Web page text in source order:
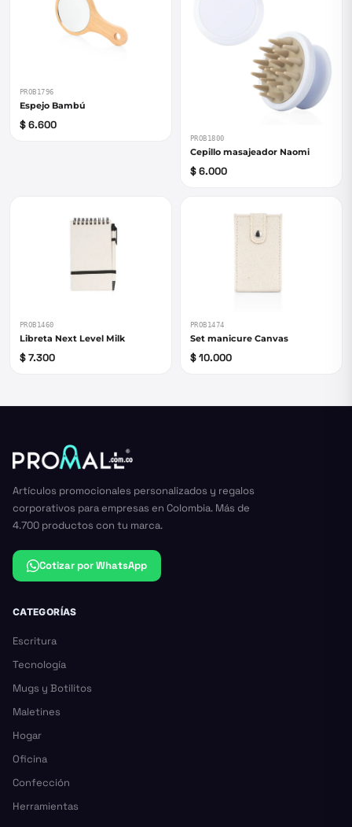
PROB1796
Espejo Bambú
$ 6.600
PROB1800
Cepillo masajeador Naomi
$ 6.000
PROB1460
Libreta Next Level Milk
$ 7.300
PROB1474
Set manicure Canvas
$ 10.000
Artículos promocionales personalizados y regalos
corporativos para empresas en Colombia. Más de
4.700 productos con tu marca.
Cotizar por WhatsApp
CATEGORÍAS
Escritura
Tecnología
Mugs y Botilitos
Maletines
Hogar
Oficina
Confección
Herramientas